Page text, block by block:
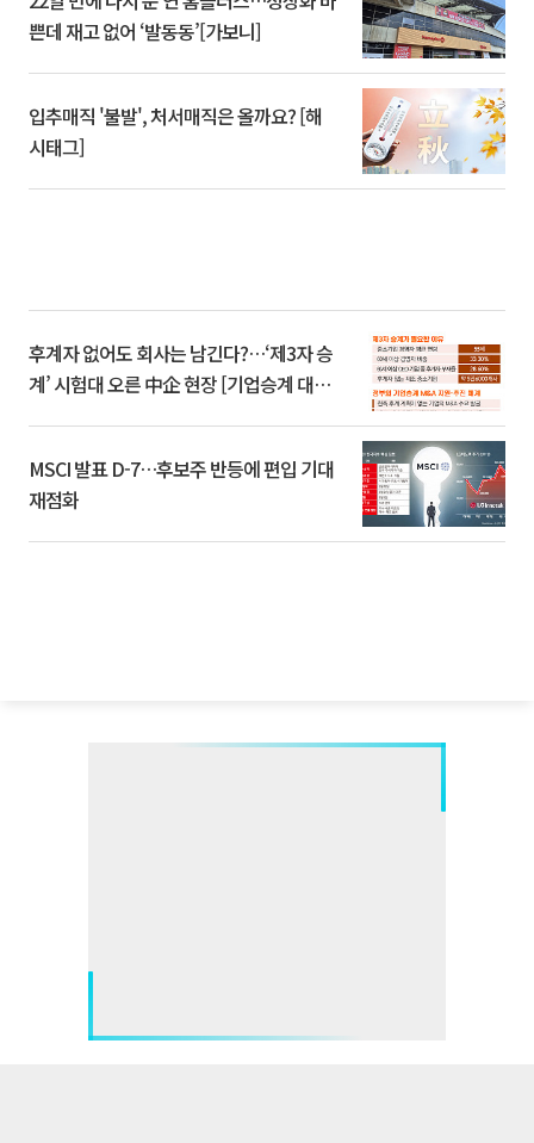
쁜데 재고 없어 ‘발동동’[가보니]
입추매직 '불발', 처서매직은 올까요? [해
시태그]
후계자 없어도 회사는 남긴다?…‘제3자 승
계’ 시험대 오른 中企 현장 [기업승계 대전
MSCI 발표 D-7…후보주 반등에 편입 기대
재점화